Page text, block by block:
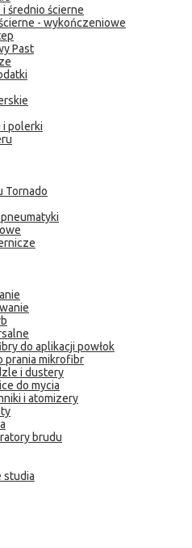
średnio ścierne
- wykończeniowe
Past
polerki
Tornado
do aplikacji powłok
prania mikrofibr
i dustery
do mycia
i atomizery
brudu
studia